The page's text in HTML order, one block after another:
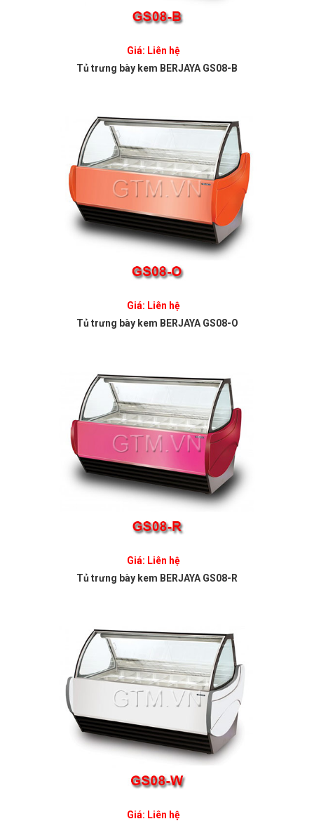
Giá: Liên hệ
Tủ trưng bày kem BERJAYA GS08-B
Giá: Liên hệ
Tủ trưng bày kem BERJAYA GS08-O
Giá: Liên hệ
Tủ trưng bày kem BERJAYA GS08-R
Giá: Liên hệ